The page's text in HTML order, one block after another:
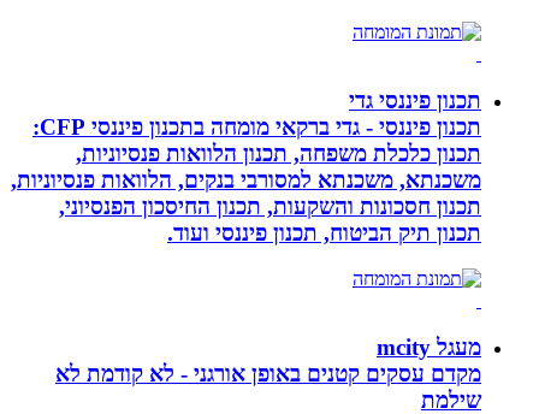
תכנון פיננסי גדי
תכנון פיננסי - גדי ברקאי מומחה בתכנון פיננסי CFP:
תכנון כלכלת משפחה, תכנון הלוואות פנסיוניות,
משכנתא, משכנתא למסורבי בנקים, הלוואות פנסיוניות,
תכנון חסכונות והשקעות, תכנון החיסכון הפנסיוני,
תכנון תיק הביטוח, תכנון פיננסי ועוד.
מעגל mcity
מקדם עסקים קטנים באופן אורגני - לא קודמת לא
שילמת